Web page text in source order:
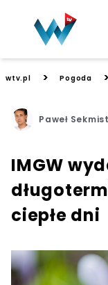
wtv.pl > Pogoda >
Paweł
IMGW
ciepłe dni